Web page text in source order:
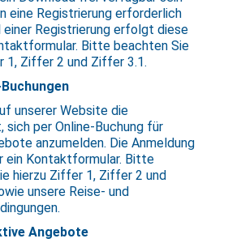
eine Registrierung erforderlich
einer Registrierung erfolgt diese
Bitte beachten Sie
1, Ziffer 2 und Ziffer 3.1.
unserer Website die
sich per Online-Buchung für
anzumelden. Die Anmeldung
ein Kontaktformular. Bitte
hierzu Ziffer 1, Ziffer 2 und
unsere Reise- und
Angebote